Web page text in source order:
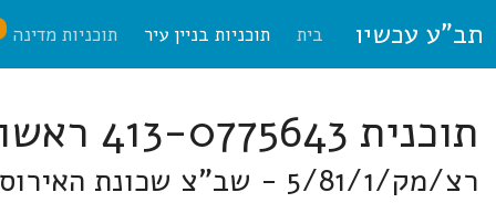
תב"ע עכשיו בית תוכניות בניין עיר תוכניות מדינה
תוכנית 413-0775643 ראשון לציון
רצ/מק/5/81/1 - שב"צ שכונת האירוס